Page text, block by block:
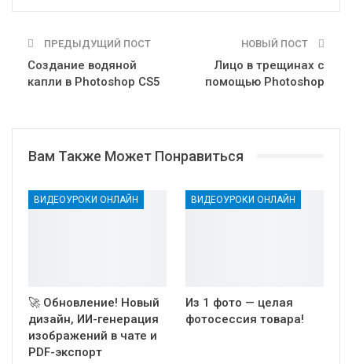
ПРЕДЫДУЩИЙ ПОСТ
Создание водяной
капли в Photoshop CS5
НОВЫЙ ПОСТ
Лицо в трещинах с
помощью Photoshop
Вам Также Может Понравиться
ВИДЕОУРОКИ ОНЛАЙН
🚀 Обновление! Новый
дизайн, ИИ-генерация
изображений в чате и
PDF-экспорт
ВИДЕОУРОКИ ОНЛАЙН
Из 1 фото — целая
фотосессия товара!